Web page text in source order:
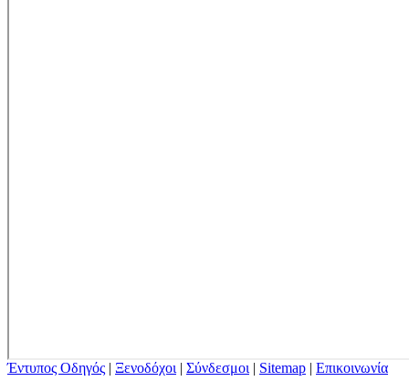
Έντυπος Οδηγός | Ξενοδόχοι | Σύνδεσμοι | Sitemap | Επικοινωνία